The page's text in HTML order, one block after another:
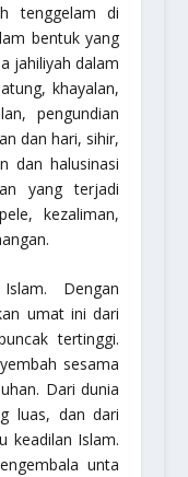
tenggelam di
bentuk yang
jahiliyah dalam
khayalan,
pengundian
dan hari, sihir,
dan halusinasi
yang terjadi
kezaliman,
Dengan
umat ini dari
tertinggi.
sesama
Dari dunia
luas, dan dari
keadilan Islam.
unta